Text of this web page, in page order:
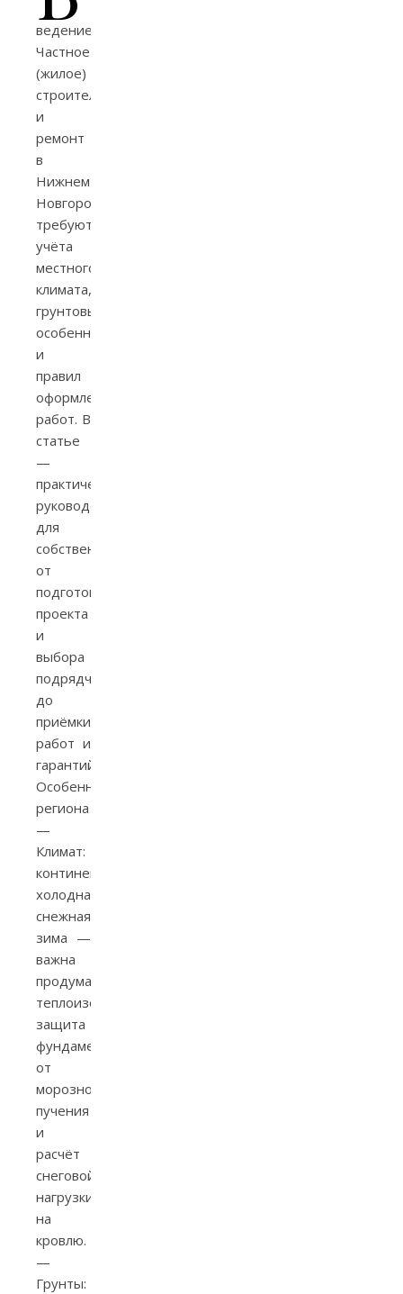
ведение
Частное
(жилое)
строительство
и
ремонт
в
Нижнем
Новгороде
требуют
учёта
местного
климата,
грунтовых
особенностей
и
правил
оформления
работ. В
статье
—
практическое
руководство
для
собственников:
от
подготовки
проекта
и
выбора
подрядчика
до
приёмки
работ и
гарантий.
Особенности
региона
—
Климат:
континентальный,
холодная
снежная
зима —
важна
продуманная
теплоизоляция,
защита
фундамента
от
морозного
пучения
и
расчёт
снеговой
нагрузки
на
кровлю.
—
Грунты: